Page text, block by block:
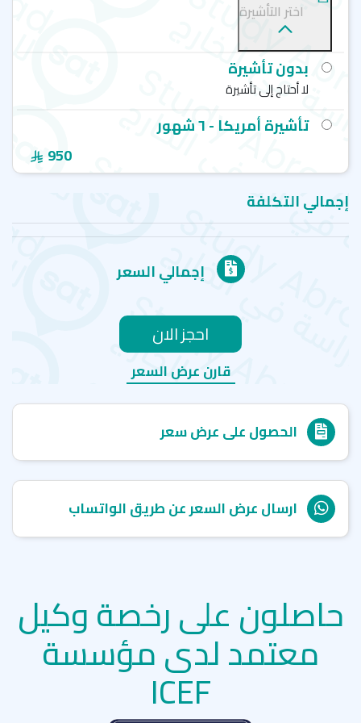
حياة بلا ملل:
ثقافة. كل يوم مغامرة.
عالم على طبق:آلاف المطاعم من الشارع إلى النجوم،
تنقلك في رحلة طهي حول الكوكب.
معالم شهيرة ومساحات خضراء:
ونهر هدسون.. جمال يلهمك يوميًا.
بوابة السفر:من نيويورك، انطلق لاكتشاف أمريكا
اختر التأشيرة
بدون تأشيرة
لا أحتاج إلى تأشيرة
تأشيرة أمريكا - ٦ شهور
950
إجمالي التكلفة
إجمالي السعر
احجز الان
قارن عرض السعر
الحصول على عرض سعر
ارسال عرض السعر عن طريق الواتساب
حاصلون على رخصة وكيل
معتمد لدى مؤسسة
ICEF